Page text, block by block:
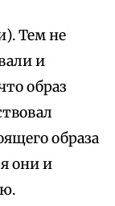
Тем не
и
образ
образа
они и